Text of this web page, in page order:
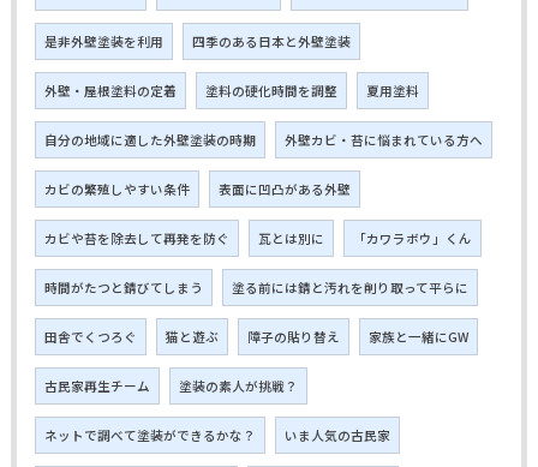
是非外壁塗装を利用 四季のある日本と外壁塗装
外壁・屋根塗料の定着 塗料の硬化時間を調整 夏用塗料
自分の地域に適した外壁塗装の時期 外壁カビ・苔に悩まれている方へ
カビの繁殖しやすい条件 表面に凹凸がある外壁
カビや苔を除去して再発を防ぐ 瓦とは別に 「カワラボウ」くん
時間がたつと錆びてしまう 塗る前には錆と汚れを削り取って平らに
田舎でくつろぐ 猫と遊ぶ 障子の貼り替え 家族と一緒にGW
古民家再生チーム 塗装の素人が挑戦？
ネットで調べて塗装ができるかな？ いま人気の古民家